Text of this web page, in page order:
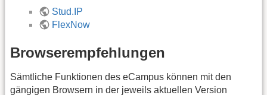
Stud.IP
FlexNow
Browserempfehlungen
Sämtliche Funktionen des eCampus können mit den
gängigen Browsern in der jeweils aktuellen Version